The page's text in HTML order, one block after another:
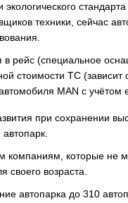
экологического
техники, сейчас
в рейс (специальное
стоимости ТС
MAN с учётом
при сохранении
которые не
своего возраста.
автопарка до 310